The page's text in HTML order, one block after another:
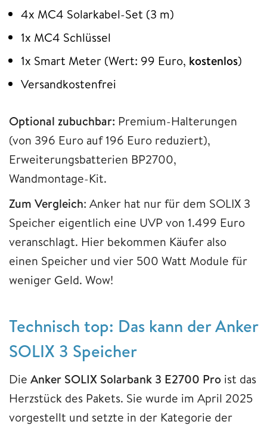
4x MC4 Solarkabel-Set (3 m)
1x MC4 Schlüssel
1x Smart Meter (Wert: 99 Euro, kostenlos)
Versandkostenfrei
Optional zubuchbar: Premium-Halterungen
(von 396 Euro auf 196 Euro reduziert),
Erweiterungsbatterien BP2700,
Wandmontage-Kit.
Zum Vergleich: Anker hat nur für dem SOLIX 3
Speicher eigentlich eine UVP von 1.499 Euro
veranschlagt. Hier bekommen Käufer also
einen Speicher und vier 500 Watt Module für
weniger Geld. Wow!
Technisch top: Das kann der Anker
SOLIX 3 Speicher
Die Anker SOLIX Solarbank 3 E2700 Pro ist das
Herzstück des Pakets. Sie wurde im April 2025
vorgestellt und setzte in der Kategorie der